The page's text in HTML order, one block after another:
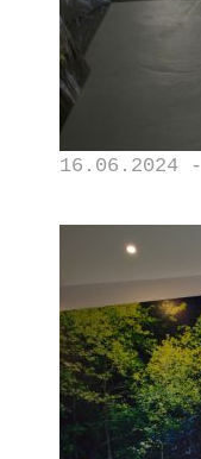
16.06.2024 -